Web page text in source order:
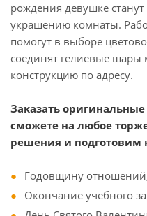
рождения девушке
украшению комнаты.
помогут в выборе
соединят гелиевые шары
конструкцию по адресу.
Заказать
сможете на любое
решения и
Годовщину
Окончание учебного